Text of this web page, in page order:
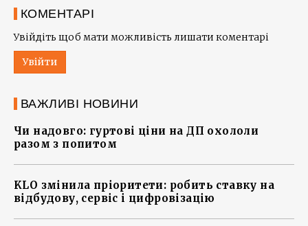
КОМЕНТАРІ
Увійдіть щоб мати можливість лишати коментарі
Увійти
ВАЖЛИВІ НОВИНИ
Чи надовго: гуртові ціни на ДП охололи
разом з попитом
KLO змінила пріоритети: робить ставку на
відбудову, сервіс і цифровізацію